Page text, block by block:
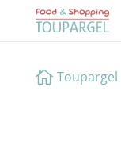
 Toupargel